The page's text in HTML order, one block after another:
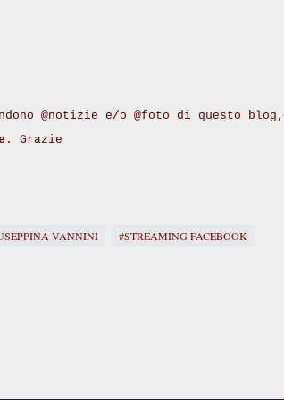
@notizie e/o @foto di questo
. Grazie
VANNINI #STREAMING FACEBOOK